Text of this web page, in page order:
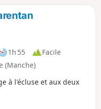
1h 55
Facile
(Manche)
à l'écluse et aux deux